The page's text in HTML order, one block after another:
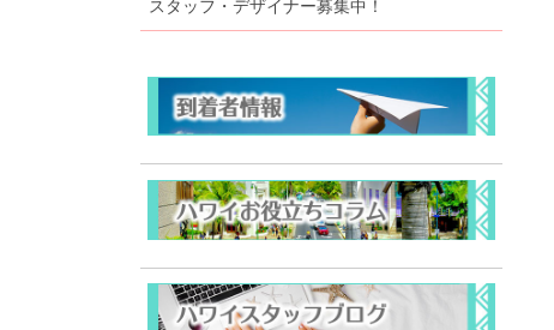
スタッフ・デザイナー募集中！